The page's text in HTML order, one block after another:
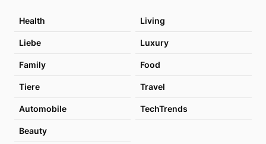
Health Living
Liebe Luxury
Family Food
Tiere Travel
Automobile TechTrends
Beauty